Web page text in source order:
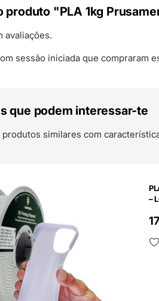
produto "PLA 1kg
avaliações.
sessão iniciada que compraram
que podem interessar-te
similares com
–